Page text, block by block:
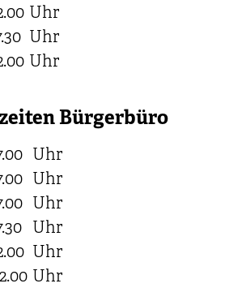
Uhr
Uhr
Uhr
Bürgerbüro
Uhr
Uhr
Uhr
Uhr
Uhr
Uhr